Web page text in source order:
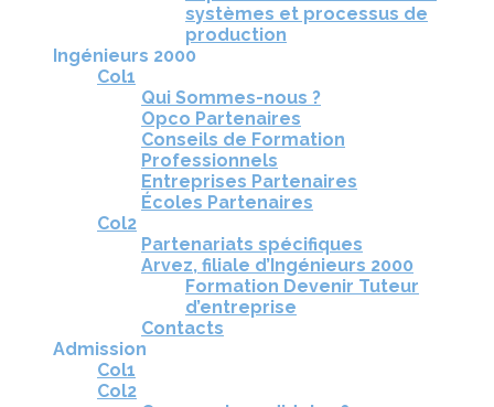
systèmes et processus de
production
Ingénieurs 2000
Col1
Qui Sommes-nous ?
Opco Partenaires
Conseils de Formation
Professionnels
Entreprises Partenaires
Écoles Partenaires
Col2
Partenariats spécifiques
Arvez, filiale d’Ingénieurs 2000
Formation Devenir Tuteur
d’entreprise
Contacts
Admission
Col1
Col2